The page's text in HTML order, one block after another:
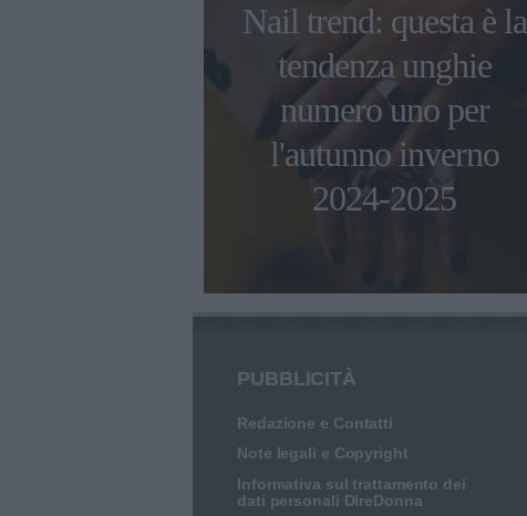
Nail trend: questa è la
tendenza unghie
numero uno per
l'autunno inverno
2024-2025
PUBBLICITÀ
Redazione e Contatti
Note legali e Copyright
Informativa sul trattamento dei
dati personali DireDonna